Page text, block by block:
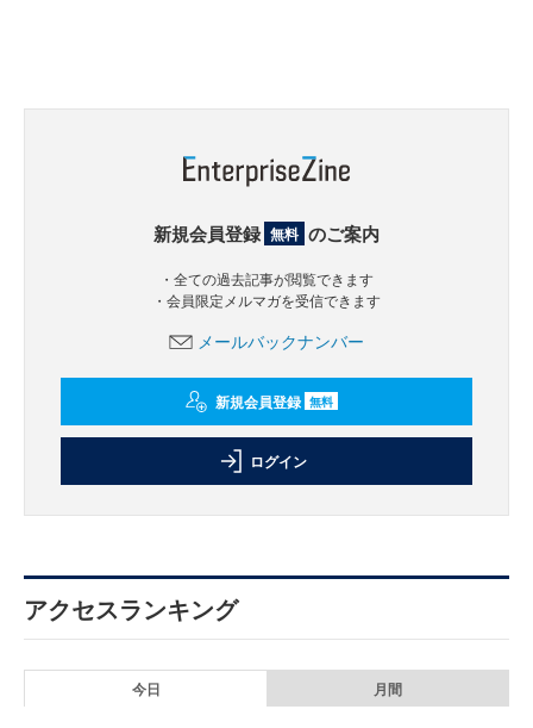
新規会員登録 無料 のご案内
・全ての過去記事が閲覧できます
・会員限定メルマガを受信できます
メールバックナンバー
新規会員登録 無料
ログイン
アクセスランキング
今日 月間